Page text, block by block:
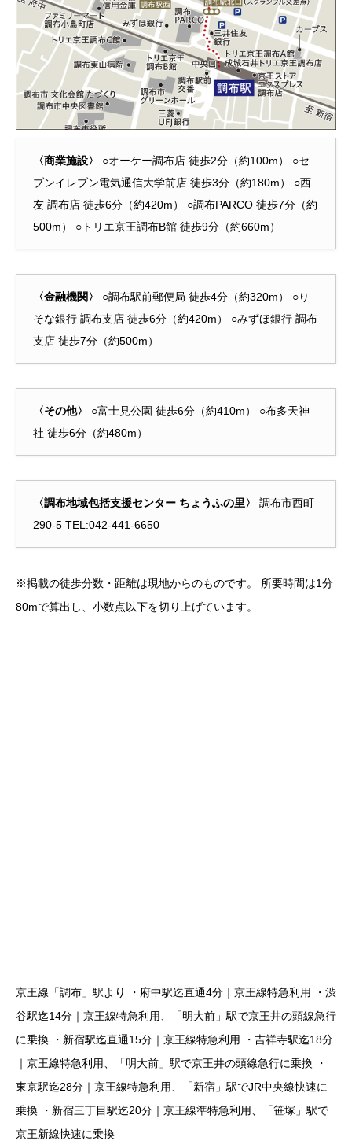
〈商業施設〉 ○オーケー調布店 徒歩2分（約100m） ○セ
ブンイレブン電気通信大学前店 徒歩3分（約180m） ○西
友 調布店 徒歩6分（約420m） ○調布PARCO 徒歩7分（約
500m） ○トリエ京王調布B館 徒歩9分（約660m）
〈金融機関〉 ○調布駅前郵便局 徒歩4分（約320m） ○り
そな銀行 調布支店 徒歩6分（約420m） ○みずほ銀行 調布
支店 徒歩7分（約500m）
〈その他〉 ○富士見公園 徒歩6分（約410m） ○布多天神
社 徒歩6分（約480m）
〈調布地域包括支援センター ちょうふの里〉 調布市西町
290-5 TEL:042-441-6650
※掲載の徒歩分数・距離は現地からのものです。 所要時間は1分
80mで算出し、小数点以下を切り上げています。
京王線「調布」駅より ・府中駅迄直通4分｜京王線特急利用 ・渋
谷駅迄14分｜京王線特急利用、「明大前」駅で京王井の頭線急行
に乗換 ・新宿駅迄直通15分｜京王線特急利用 ・吉祥寺駅迄18分
｜京王線特急利用、「明大前」駅で京王井の頭線急行に乗換 ・
東京駅迄28分｜京王線特急利用、「新宿」駅でJR中央線快速に
乗換 ・新宿三丁目駅迄20分｜京王線準特急利用、「笹塚」駅で
京王新線快速に乗換